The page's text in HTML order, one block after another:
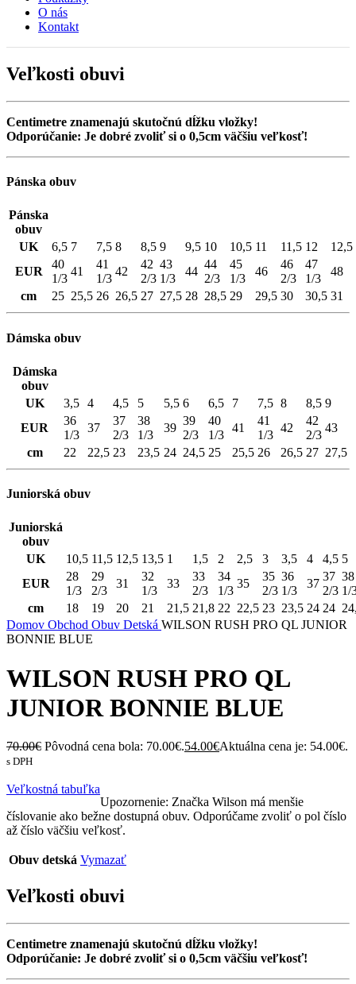
O nás
Kontakt
Veľkosti obuvi
Centimetre znamenajú skutočnú dĺžku vložky!
Odporúčanie: Je dobré zvoliť si o 0,5cm väčšiu veľkosť!
Pánska obuv
Pánska
obuv
UK
6,5 7 7,5 8 8,5 9 9,5 10 10,5 11 11,5 12
12,5
EUR
40
1/3
41
41
1/3
42
42
2/3
43
1/3
44
44
2/3
45
1/3
46
46
2/3
47
1/3
48
cm
25 25,5 26 26,5 27 27,5 28 28,5 29 29,5 30 30,5 31
Dámska obuv
Dámska
obuv
UK
3,5 4 4,5 5 5,5 6 6,5 7 7,5 8 8,5 9
EUR
36
1/3
37
37
2/3
38
1/3
39
39
2/3
40
1/3
41
41
1/3
42
42
2/3
43
cm
22 22,5 23 23,5 24 24,5 25 25,5 26 26,5 27 27,5
Juniorská obuv
Juniorská
obuv
UK
10,5 11,5 12,5 13,5 1 1,5 2 2,5 3 3,5 4 4,5 5
EUR
28
1/3
29
2/3
31
32
1/3
33
33
2/3
34
1/3
35
35
2/3
36
1/3
37
37
2/3
38
1/
cm
18 19 20 21 21,5 21,8 22 22,5 23 23,5 24 24
Domov Obchod Obuv Detská WILSON RUSH PRO QL JUNIOR
BONNIE BLUE
WILSON RUSH PRO QL
JUNIOR BONNIE BLUE
70.00€ Pôvodná cena bola: 70.00€.54.00€Aktuálna cena je: 54.00€.
s DPH
Veľkostná tabuľka
Upozornenie: Značka Wilson má menšie
číslovanie ako bežne dostupná obuv. Odporúčame zvoliť o pol číslo
až číslo väčšiu veľkosť.
Obuv detská Vymazať
Veľkosti obuvi
Centimetre znamenajú skutočnú dĺžku vložky!
Odporúčanie: Je dobré zvoliť si o 0,5cm väčšiu veľkosť!